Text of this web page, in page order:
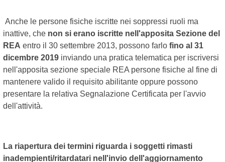
Anche le persone fisiche iscritte nei soppressi ruoli ma
inattive, che non si erano iscritte nell'apposita Sezione del
REA entro il 30 settembre 2013, possono farlo fino al 31
dicembre 2019 inviando una pratica telematica per iscriversi
nell'apposita sezione speciale REA persone fisiche al fine di
mantenere valido il requisito abilitante oppure possono
presentare la relativa Segnalazione Certificata per l'avvio
dell'attività.
La riapertura dei termini riguarda i soggetti rimasti
inadempienti/ritardatari nell'invio dell'aggiornamento